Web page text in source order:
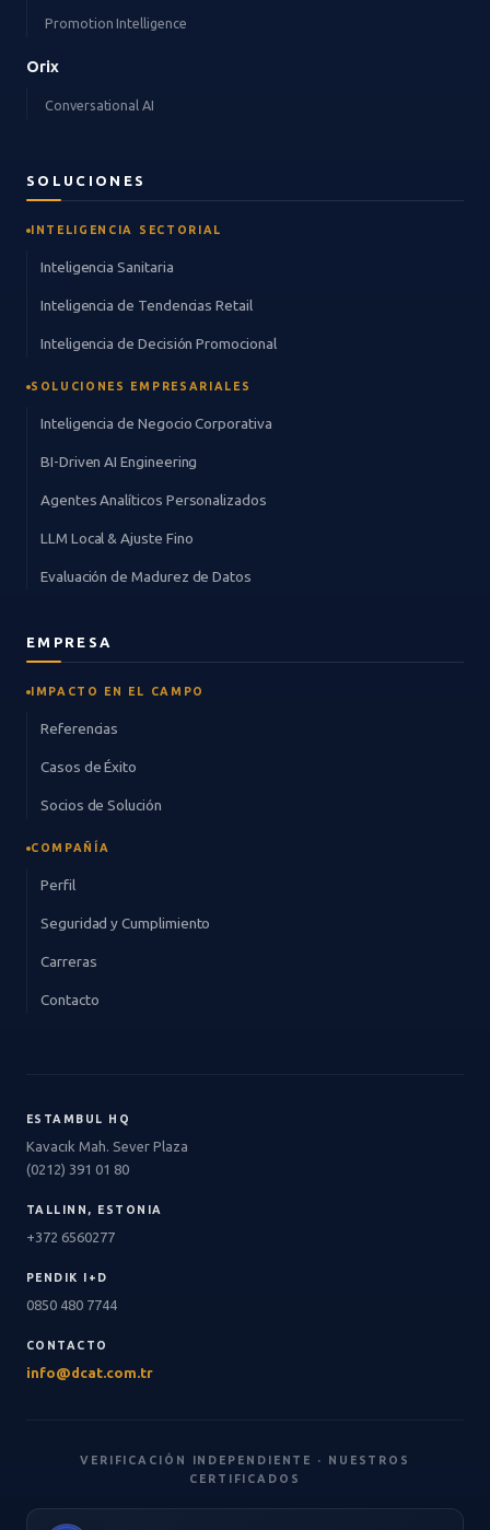
Promotion Intelligence
Orix
Conversational AI
SOLUCIONES
INTELIGENCIA SECTORIAL
Inteligencia Sanitaria
Inteligencia de Tendencias Retail
Inteligencia de Decisión Promocional
SOLUCIONES EMPRESARIALES
Inteligencia de Negocio Corporativa
BI-Driven AI Engineering
Agentes Analíticos Personalizados
LLM Local & Ajuste Fino
Evaluación de Madurez de Datos
EMPRESA
IMPACTO EN EL CAMPO
Referencias
Casos de Éxito
Socios de Solución
COMPAÑÍA
Perfil
Seguridad y Cumplimiento
Carreras
Contacto
ESTAMBUL HQ
Kavacık Mah. Sever Plaza
(0212) 391 01 80
TALLINN, ESTONIA
+372 6560277
PENDIK I+D
0850 480 7744
CONTACTO
info@dcat.com.tr
VERIFICACIÓN INDEPENDIENTE · NUESTROS
CERTIFICADOS